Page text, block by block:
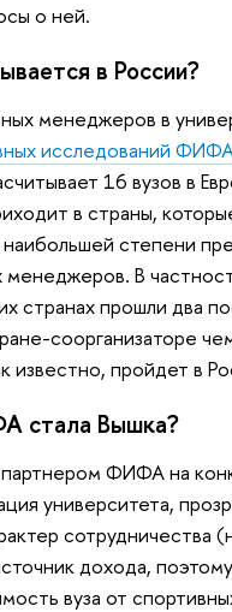
о ней.
в России?
менеджеров в
исследований
16 вузов в
в страны,
степени
В
странах прошли два
соорганизаторе
пройдет в
стала Вышка?
ФИФА на
университета,
дохода,
вуза от